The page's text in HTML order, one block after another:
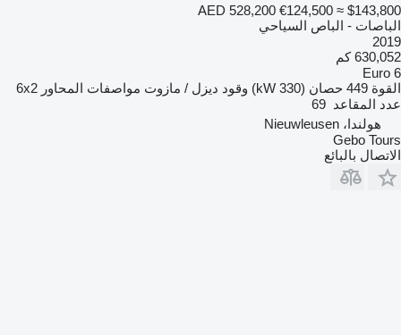
AED 528,200 €124,500 ≈ $143,800
الباصات - الباص السياحي
2019
630,052 كم
Euro 6
القوة 449 حصان (330 kW) وقود ديزل / مازوت مواصفات المحاور 6x2
عدد المقاعد 69
هولندا، Nieuwleusen
Gebo Tours
الاتصال بالبائع